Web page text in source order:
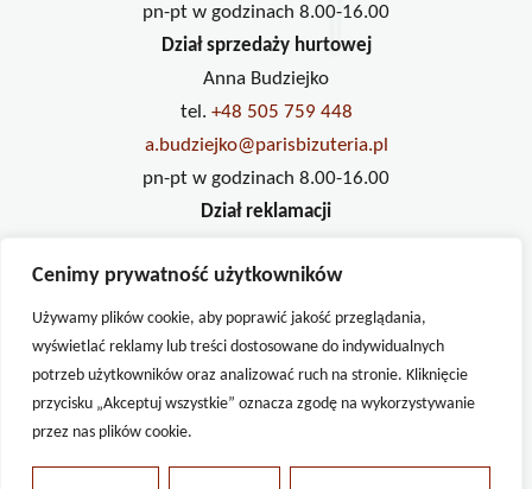
Cenimy prywatność użytkowników
Używamy plików cookie, aby poprawić jakość przeglądania,
wyświetlać reklamy lub treści dostosowane do indywidualnych
potrzeb użytkowników oraz analizować ruch na stronie. Kliknięcie
przycisku „Akceptuj wszystkie” oznacza zgodę na wykorzystywanie
przez nas plików cookie.
pn-pt w godzinach 8.00-16.00
Dział sprzedaży hurtowej
Anna Budziejko
tel. +48 505 759 448
a.budziejko@parisbizuteria.pl
pn-pt w godzinach 8.00-16.00
Dział reklamacji
tel. +48 733 234 833
reklamacje@parisbizuteria.pl
pn-pt w godzinach 8.00-16.00